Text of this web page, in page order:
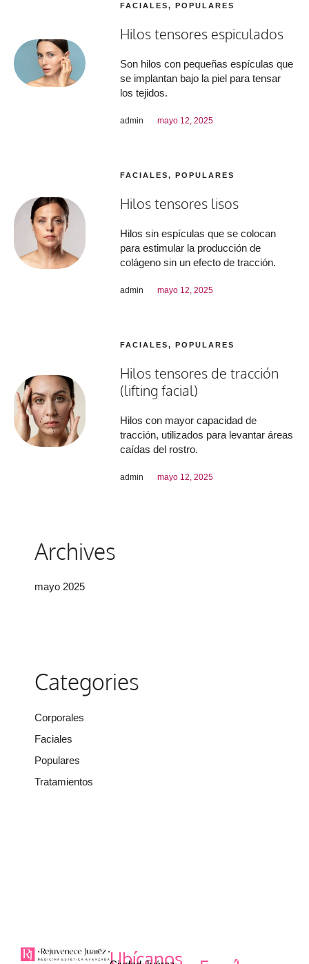
FACIALES,POPULARES
Hilos tensores espiculados
Son hilos con pequeñas espículas que
se implantan bajo la piel para tensar
los tejidos.
admin mayo 12, 2025
FACIALES,POPULARES
Hilos tensores lisos
Hilos sin espículas que se colocan
para estimular la producción de
colágeno sin un efecto de tracción.
admin mayo 12, 2025
FACIALES,POPULARES
Hilos tensores de tracción
(lifting facial)
Hilos con mayor capacidad de
tracción, utilizados para levantar áreas
caídas del rostro.
admin mayo 12, 2025
Archives
mayo 2025
Categories
Corporales
Faciales
Populares
Tratamientos
Ubícanos